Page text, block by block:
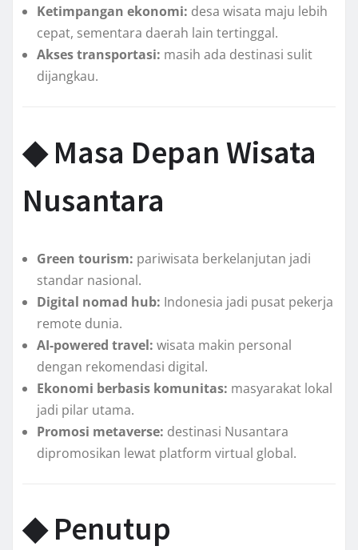
Ketimpangan ekonomi: desa wisata maju lebih
cepat, sementara daerah lain tertinggal.
Akses transportasi: masih ada destinasi sulit
dijangkau.
◆ Masa Depan Wisata
Nusantara
Green tourism: pariwisata berkelanjutan jadi
standar nasional.
Digital nomad hub: Indonesia jadi pusat pekerja
remote dunia.
AI-powered travel: wisata makin personal
dengan rekomendasi digital.
Ekonomi berbasis komunitas: masyarakat lokal
jadi pilar utama.
Promosi metaverse: destinasi Nusantara
dipromosikan lewat platform virtual global.
◆ Penutup